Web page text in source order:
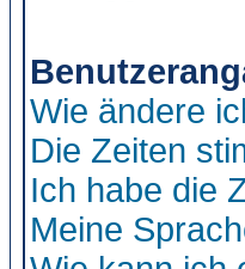
Wie ändere
Die Zeiten
Ich habe die
Meine